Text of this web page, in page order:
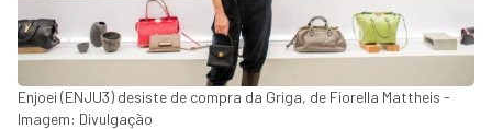
Enjoei (ENJU3) desiste de compra da Griga, de Fiorella Mattheis -
Imagem: Divulgação